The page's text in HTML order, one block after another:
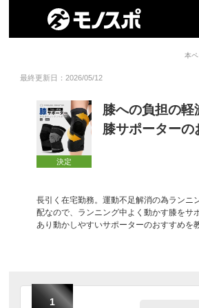
本
最終更新日：2026/05/12
決定
膝への負担の
膝サポーターの
長引く在宅勤務。運動不足解消の為ランニ
配なので、ランニング中よく動かす膝をサ
あり動かしやすいサポーターのおすすめを
1